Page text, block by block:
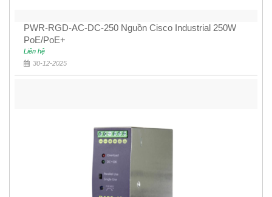
PWR-RGD-AC-DC-250 Nguồn Cisco Industrial 250W
PoE/PoE+
Liên hệ
30-12-2025